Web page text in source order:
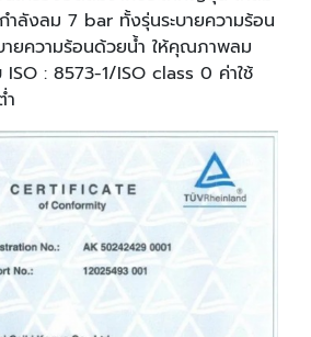
ำลังลม 7 bar ทั้งรุ่นระบายความร้อน
ายความร้อนด้วยน้ำ ให้คุณภาพลม
ISO : 8573-1/ISO class 0 ค่าใช้
ำ